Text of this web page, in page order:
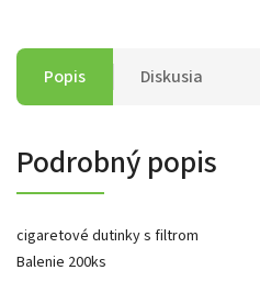
Popis Diskusia
Podrobný popis
cigaretové dutinky s filtrom
Balenie 200ks